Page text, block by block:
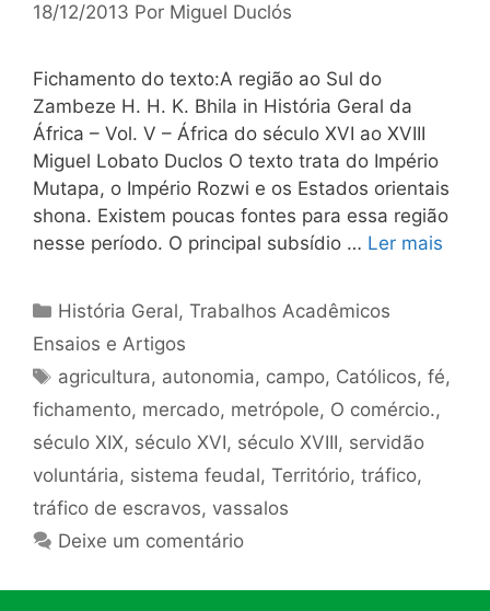
18/12/2013 Por Miguel Duclós
Fichamento do texto:A região ao Sul do
Zambeze H. H. K. Bhila in História Geral da
África – Vol. V – África do século XVI ao XVIII
Miguel Lobato Duclos O texto trata do Império
Mutapa, o Império Rozwi e os Estados orientais
shona. Existem poucas fontes para essa região
nesse período. O principal subsídio … Ler mais
Categorias
História Geral,Trabalhos Acadêmicos
Ensaios e Artigos
Tags
agricultura, autonomia, campo, Católicos,fé,
fichamento, mercado, metrópole, O comércio.,
século XIX, século XVI, século XVIII, servidão
voluntária, sistema feudal, Território, tráfico,
tráfico de escravos, vassalos
Deixe um comentário